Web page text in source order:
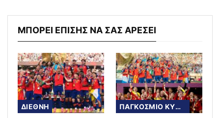
ΜΠΟΡΕΙ ΕΠΙΣΗΣ ΝΑ ΣΑΣ ΑΡΕΣΕΙ
ΔΙΕΘΝΗ ΠΑΓΚΟΣΜΙΟ ΚΥΠΕΛΛΟ